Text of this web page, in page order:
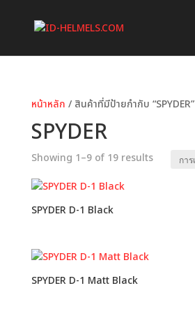
หน้าหลัก / สินค้าที่มีป้ายกำกับ “SPYDER”
SPYDER
Showing 1–9 of 19 results
SPYDER D-1 Black
SPYDER D-1 Matt Black